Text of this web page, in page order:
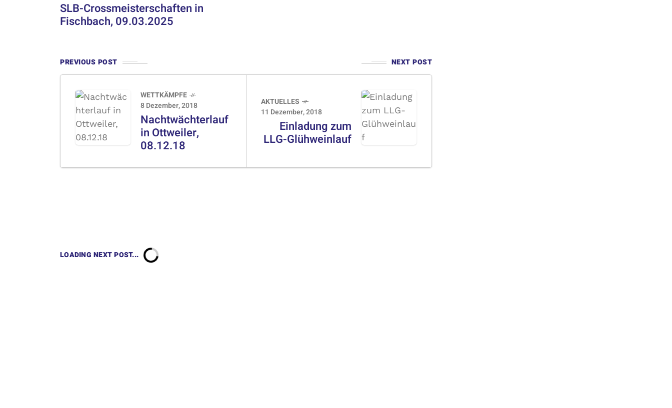
SLB-Crossmeisterschaften in
Fischbach, 09.03.2025
PREVIOUS POST NEXT POST
WETTKÄMPFE
8 Dezember, 2018
Nachtwächterlauf
in Ottweiler,
08.12.18
AKTUELLES
11 Dezember, 2018
Einladung zum
LLG-Glühweinlauf
LOADING NEXT POST...